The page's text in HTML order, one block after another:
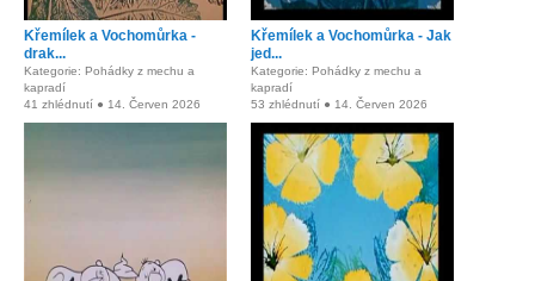
Křemílek a Vochomůrka -
drak...
Kategorie: Pohádky z mechu a
kapradí
41 zhlédnutí ● 14. Červen 2026
Křemílek a Vochomůrka - Jak
jed...
Kategorie: Pohádky z mechu a
kapradí
53 zhlédnutí ● 14. Červen 2026